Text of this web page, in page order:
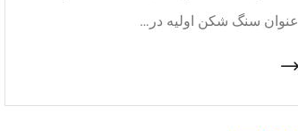
عنوان سنگ شکن اولیه در…